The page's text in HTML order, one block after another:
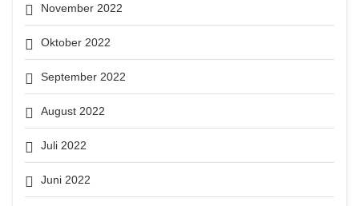
November 2022
Oktober 2022
September 2022
August 2022
Juli 2022
Juni 2022